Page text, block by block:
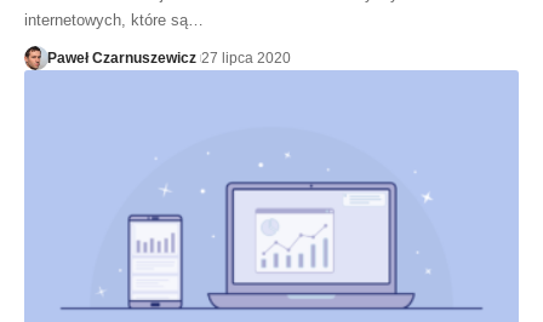
internetowych, które są…
Paweł Czarnuszewicz 27 lipca 2020